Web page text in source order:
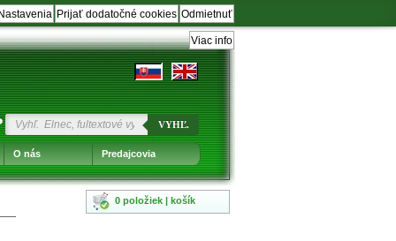
Odmietnuť
Prijať dodatočné cookies
Nastavenia
Viac info
VYHĽ.
O nás Predajcovia
0 položiek | košík